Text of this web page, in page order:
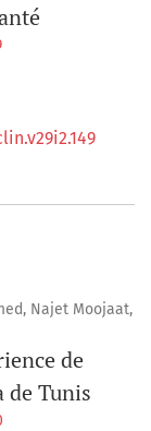
Najet Moojaat,
de
de Tunis